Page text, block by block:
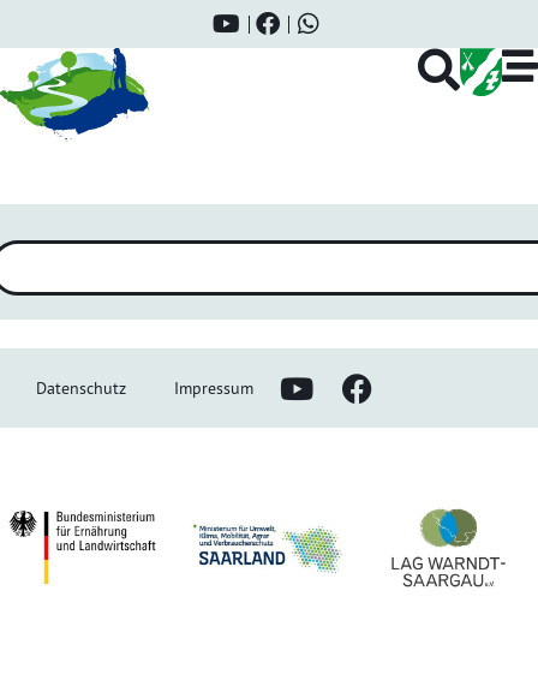
X-Mas Time beim Dorfverein
Datenschutz Impressum